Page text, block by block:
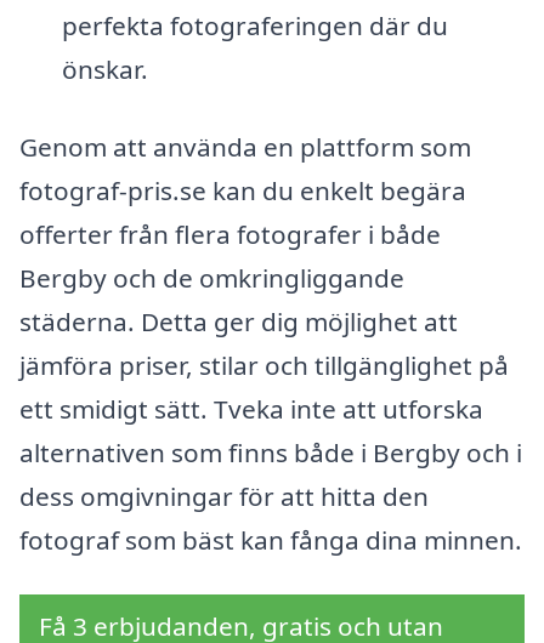
perfekta fotograferingen där du
önskar.
Genom att använda en plattform som
fotograf-pris.se kan du enkelt begära
offerter från flera fotografer i både
Bergby och de omkringliggande
städerna. Detta ger dig möjlighet att
jämföra priser, stilar och tillgänglighet på
ett smidigt sätt. Tveka inte att utforska
alternativen som finns både i Bergby och i
dess omgivningar för att hitta den
fotograf som bäst kan fånga dina minnen.
Få 3 erbjudanden, gratis och utan